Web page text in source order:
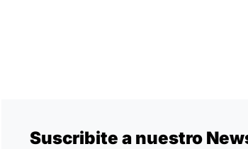
Suscribite a nuestro